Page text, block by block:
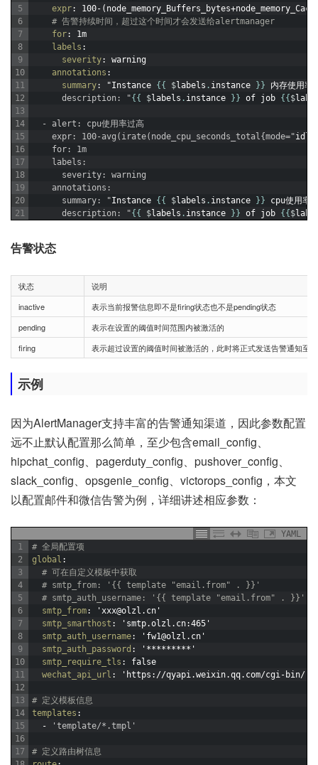
5
6
7
8
9
10
11
12
13
14
15
16
17
18
19
20
21
expr: 100-
# 告警持续时间，超过这个时间才会发送给alertmanager
for: 1m
labels :
severity: warning
annotations :
summary: "Instance { { $labels . instance } }
内存使用率
description: "{ { $labels . instance } } of job { { $
- alert: cpu使用率过高
expr: 100-avg(irate(node_cpu_seconds_total{mode="idle
for: 1m
labels:
severity: warning
annotations:
summary: "Instance { { $labels . instance } }
cpu使用率
description: "{ { $labels . instance } } of job { { $
告警状态
状态
说明
inactive
表示当前报警信息即不是firing状态也不是pending状态
pending
表示在设置的阈值时间范围内被激活的
firing
表示超过设置的阈值时间被激活的，此时将正式发送告警通知至
示例
因为AlertManager支持丰富的告警通知渠道，因此参数配置
远不止默认配置那么简单，至少包含email_config、
hipchat_config、pagerduty_config、pushover_config、
slack_config、opsgenie_config、victorops_config，本文
以配置邮件和微信告警为例，详细讲述相应参数：
YAML
1
2
3
4
5
6
7
8
9
10
11
12
13
14
15
16
17
# 全局配置项
global :
# 可在自定义模板中获取
# smtp_from: '{{ template "email.from" . }}'
# smtp_auth_username: '{{ template "email.from" . }}'
smtp_from: 'xxx@olzl.cn'
smtp_smarthost : 'smtp.olzl.cn:465'
smtp_auth_username: 'fw1@olzl.cn'
smtp_auth_password : '*********'
smtp_require_tls : false
wechat_api_url : 'https ://qyapi.weixin.qq.com/cgi-bin/'
# 定义模板信息
templates :
-
'template/*.tmpl'
# 定义路由树信息